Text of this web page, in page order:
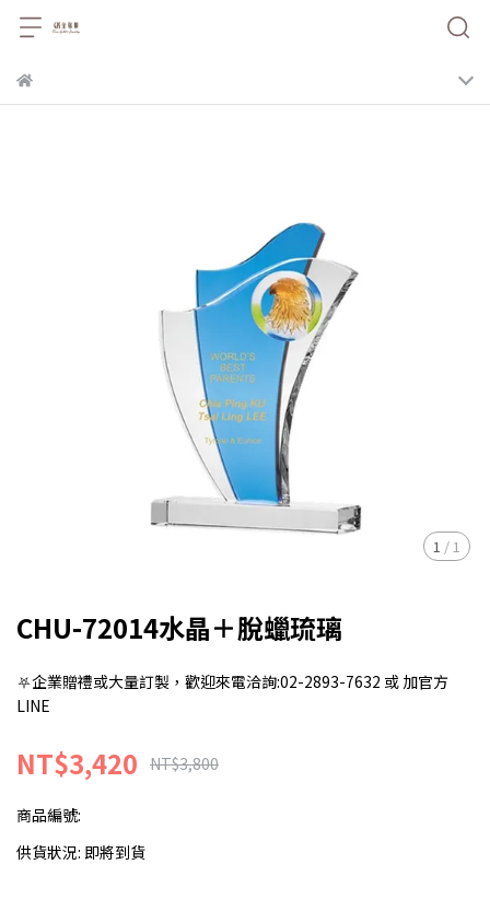
1 / 1
CHU-72014水晶＋脫蠟琉璃
⛧企業贈禮或大量訂製，歡迎來電洽詢:02-2893-7632 或 加官方
LINE
NT$3,420 NT$3,800
商品編號:
供貨狀況: 即將到貨